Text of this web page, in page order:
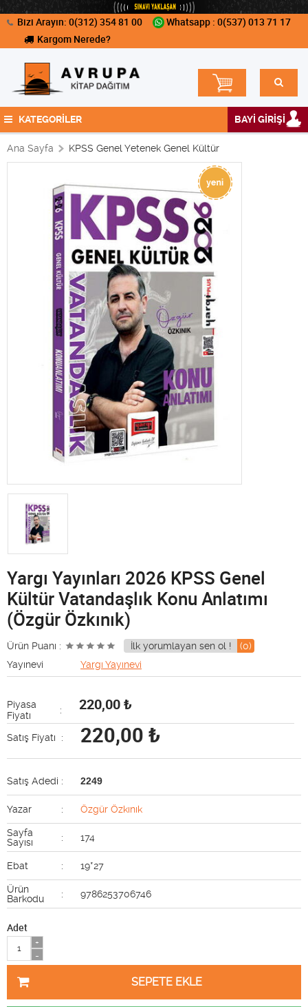
Bizi Arayın: 0(312) 354 81 00
Whatsapp : 0(537) 013 71 17
Kargom Nerede?
KATEGORİLER BAYİ GİRİŞİ
Ana Sayfa KPSS Genel Yetenek Genel Kültür
Yargı Yayınları 2026 KPSS Genel
Kültür Vatandaşlık Konu Anlatımı
(Özgür Özkınık)
Ürün Puanı : İlk yorumlayan sen ol !
(0)
Yayınevi
Yargı Yayınevi
Piyasa
Fiyatı
: 220,00₺
Satış Fiyatı : 220,00 ₺
Satış Adedi : 2249
Yazar : Özgür Özkınık
Sayfa
Sayısı
: 174
Ebat : 19*27
Ürün
Barkodu
: 9786253706746
Adet
+
-